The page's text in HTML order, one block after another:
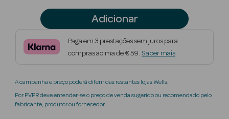
Beauty Season
Nutricosmética
Perfumes
Beauty Season
Adicionar
Paga em 3 prestações sem juros para
compras acima de € 59. Saber mais
A campanha e preço poderá diferir das restantes lojas Wells.
Por PVPR deve entender-se o preço de venda sugerido ou recomendado pelo
fabricante, produtor ou fornecedor.